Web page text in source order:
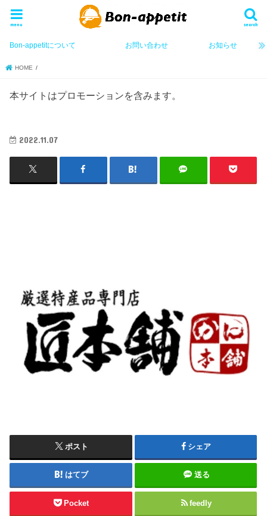
search
menu
Bon-appetitについて お問い合わせ お知らせ
HOME
本サイトはプロモーションを含みます。
2022.11.07
ポスト シェア
はてブ 送る
Pocket feedly